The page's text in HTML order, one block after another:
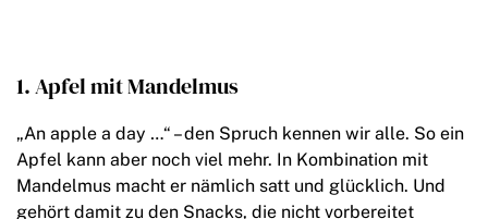
1. Apfel mit Mandelmus
„An apple a day …“ – den Spruch kennen wir alle. So ein
Apfel kann aber noch viel mehr. In Kombination mit
Mandelmus macht er nämlich satt und glücklich. Und
gehört damit zu den Snacks, die nicht vorbereitet